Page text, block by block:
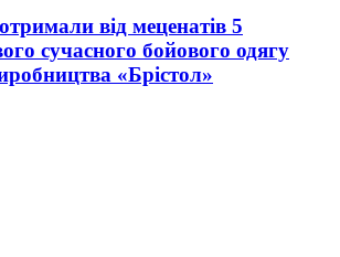
від меценатів 5
сучасного бойового одягу
«Брістол»